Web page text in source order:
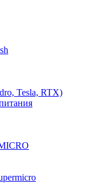
Tesla, RTX)